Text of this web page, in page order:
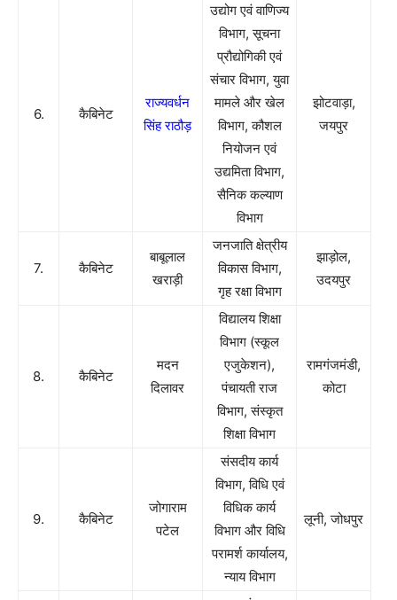
6. कैबिनेट
राज्यवर्धन
सिंह राठौड़
उद्योग एवं वाणिज्य
विभाग, सूचना
प्रौद्योगिकी एवं
संचार विभाग, युवा
मामले और खेल
विभाग, कौशल
नियोजन एवं
उद्यमिता विभाग,
सैनिक कल्याण
विभाग
झोटवाड़ा,
जयपुर
7. कैबिनेट
बाबूलाल
खराड़ी
जनजाति क्षेत्रीय
विकास विभाग,
गृह रक्षा विभाग
झाड़ोल,
उदयपुर
8. कैबिनेट
मदन
दिलावर
विद्यालय शिक्षा
विभाग (स्कूल
एजुकेशन),
पंचायती राज
विभाग, संस्कृत
शिक्षा विभाग
रामगंजमंडी,
कोटा
9. कैबिनेट
जोगाराम
पटेल
संसदीय कार्य
विभाग, विधि एवं
विधिक कार्य
विभाग और विधि
परामर्श कार्यालय,
न्याय विभाग
लूनी, जोधपुर